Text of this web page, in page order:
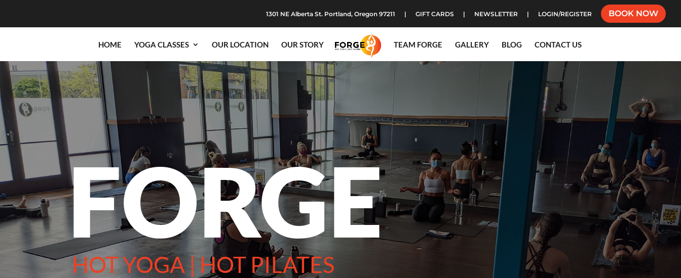
1301 NE Alberta St. Portland, Oregon 97211 GIFT CARDS NEWSLETTER LOGIN/REGISTER BOOK NOW
HOME YOGA CLASSES OUR LOCATION OUR STORY TEAM FORGE GALLERY BLOG CONTACT US
FORGE
HOT YOGA | HOT PILATES